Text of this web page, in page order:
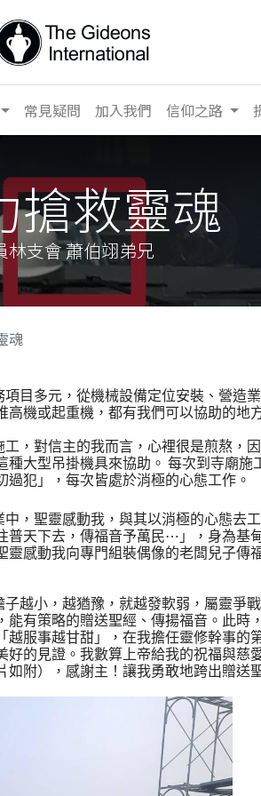
常見疑問 加入我們 信仰之路
搶救靈魂
林支會 蕭伯翊弟兄
魂
目多元，從機械設備定位安裝、營造
機或起重機，都有我們可以協助的地
，對信主的我而言，心裡很是煎熬，
種大型吊掛機具來協助。 每次到寺廟施
犯」，每次皆處於消極的心態工作。
，聖靈感動我，與其以消極的心態去
普天下去，傳福音予萬民⋯ 」，身為基
靈感動我向專門組裝偶像的老闆兒子傳
越小，越猶豫，就越發軟弱，屬靈爭
能有策略的贈送聖經、傳揚福音。此時
越服事越甘甜」，在我擔任靈修幹事的
好的見證。我數算上帝給我的祝福與慈
附），感謝主！讓我勇敢地跨出贈送